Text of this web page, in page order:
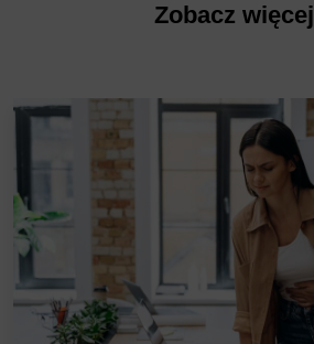
Zobacz więcej